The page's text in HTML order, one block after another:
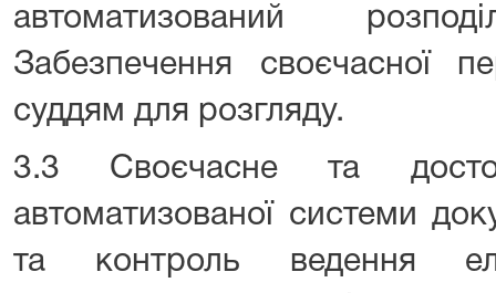
автоматизований
Забезпечення своєчасної
суддям для розгляду.
3.3 Своєчасне та
автоматизованої системи
та контроль ведення